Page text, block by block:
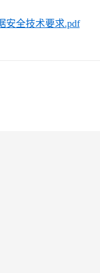
安全技术要求.pdf